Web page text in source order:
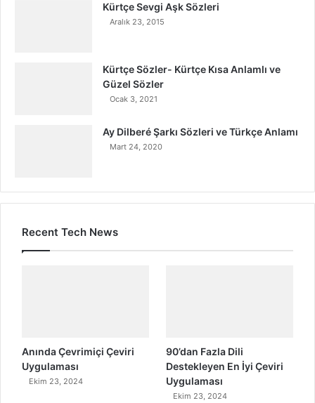
Kürtçe Sevgi Aşk Sözleri
Aralık 23, 2015
Kürtçe Sözler- Kürtçe Kısa Anlamlı ve
Güzel Sözler
Ocak 3, 2021
Ay Dilberé Şarkı Sözleri ve Türkçe Anlamı
Mart 24, 2020
Recent Tech News
Anında Çevrimiçi Çeviri
Uygulaması
Ekim 23, 2024
90’dan Fazla Dili
Destekleyen En İyi Çeviri
Uygulaması
Ekim 23, 2024